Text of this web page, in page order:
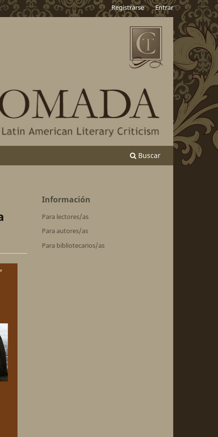
Buscar
Registrarse Entrar
Información
Para lectores/as
Para autores/as
Para bibliotecarios/as